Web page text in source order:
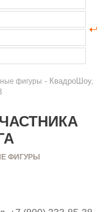
фигуры - КвадроШоу,
ФИГУРЫ